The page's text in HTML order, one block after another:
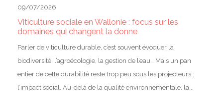
09/07/2026
Viticulture sociale en Wallonie : focus sur les
domaines qui changent la donne
Parler de viticulture durable, c’est souvent évoquer la
biodiversité, l’agroécologie, la gestion de l’eau… Mais un pan
entier de cette durabilité reste trop peu sous les projecteurs :
l’impact social. Au-delà de la qualité environnementale, la...